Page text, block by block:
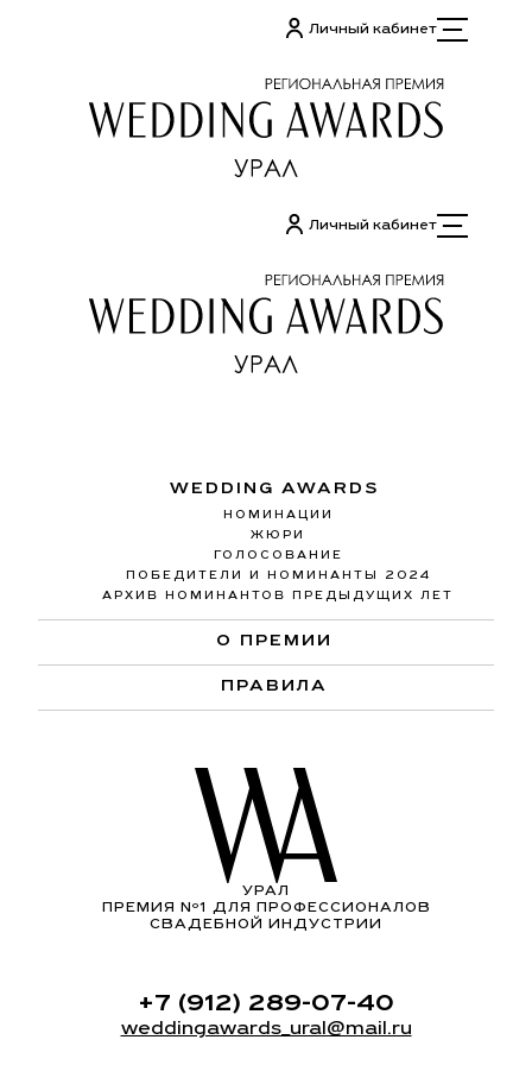
Личный кабинет
Личный кабинет
WEDDING AWARDS
НОМИНАЦИИ
ЖЮРИ
ГОЛОСОВАНИЕ
ПОБЕДИТЕЛИ И НОМИНАНТЫ 2024
АРХИВ НОМИНАНТОВ ПРЕДЫДУЩИХ ЛЕТ
О ПРЕМИИ
ПРАВИЛА
УРАЛ
ПРЕМИЯ Nº1 ДЛЯ ПРОФЕССИОНАЛОВ
СВАДЕБНОЙ ИНДУСТРИИ
+7 (912) 289-07-40
weddingawards_ural@mail.ru